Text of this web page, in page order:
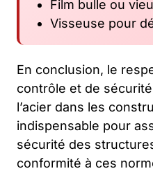
Film bulle ou
Visseuse pour
En conclusion, le
contrôle et de
l’acier dans les
indispensable pour
sécurité des
conformité à ces